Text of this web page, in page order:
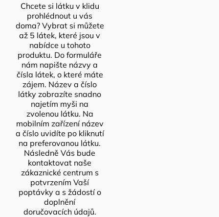
Chcete si látku v klidu
prohlédnout u vás
doma? Vybrat si můžete
až 5 látek, které jsou v
nabídce u tohoto
produktu. Do formuláře
nám napište názvy a
čísla látek, o které máte
zájem. Název a číslo
látky zobrazíte snadno
najetím myši na
zvolenou látku. Na
mobilním zařízení název
a číslo uvidíte po kliknutí
na preferovanou látku.
Následně Vás bude
kontaktovat naše
zákaznické centrum s
potvrzením Vaší
poptávky a s žádostí o
doplnění
doručovacích údajů.